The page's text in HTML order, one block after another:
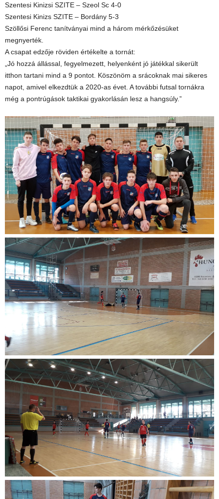
Szentesi Kinizsi SZITE – Szeol Sc 4-0
Szentesi Kinizs SZITE – Bordány 5-3
Szöllősi Ferenc tanítványai mind a három mérkőzésüket
megnyerték.
A csapat edzője röviden értékelte a tornát:
„Jó hozzá állással, fegyelmezett, helyenként jó játékkal sikerült
itthon tartani mind a 9 pontot. Köszönöm a srácoknak mai sikeres
napot, amivel elkezdtük a 2020-as évet. A további futsal tornákra
még a pontrúgások taktikai gyakorlásán lesz a hangsúly.”